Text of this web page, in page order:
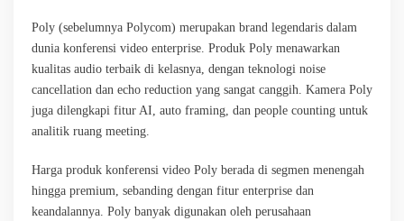
Poly (sebelumnya Polycom) merupakan brand legendaris dalam
dunia konferensi video enterprise. Produk Poly menawarkan
kualitas audio terbaik di kelasnya, dengan teknologi noise
cancellation dan echo reduction yang sangat canggih. Kamera Poly
juga dilengkapi fitur AI, auto framing, dan people counting untuk
analitik ruang meeting.
Harga produk konferensi video Poly berada di segmen menengah
hingga premium, sebanding dengan fitur enterprise dan
keandalannya. Poly banyak digunakan oleh perusahaan